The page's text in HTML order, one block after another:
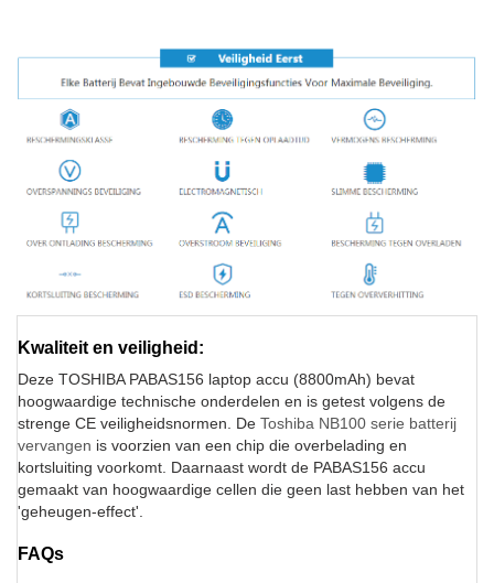
Kwaliteit en veiligheid:
Deze TOSHIBA PABAS156 laptop accu (8800mAh) bevat
hoogwaardige technische onderdelen en is getest volgens de
strenge CE veiligheidsnormen. De Toshiba NB100 serie batterij
vervangen is voorzien van een chip die overbelading en
kortsluiting voorkomt. Daarnaast wordt de PABAS156 accu
gemaakt van hoogwaardige cellen die geen last hebben van het
'geheugen-effect'.
FAQs